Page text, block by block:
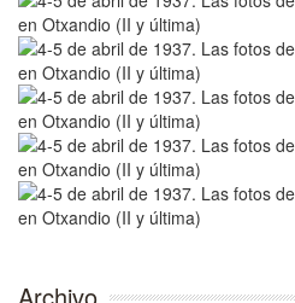
Archivo